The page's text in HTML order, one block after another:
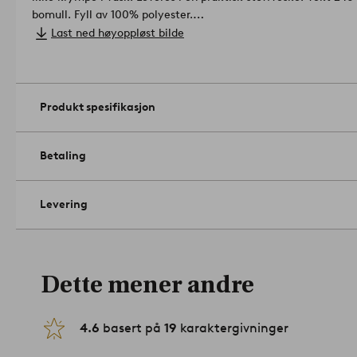
bomull. Fyll av 100% polyester.
Størrelse: 70x80 cm.
Last ned høyoppløst bilde
Produkt spesifikasjon
Betaling
Levering
Dette mener andre
4.6 basert på 19 karaktergivninger